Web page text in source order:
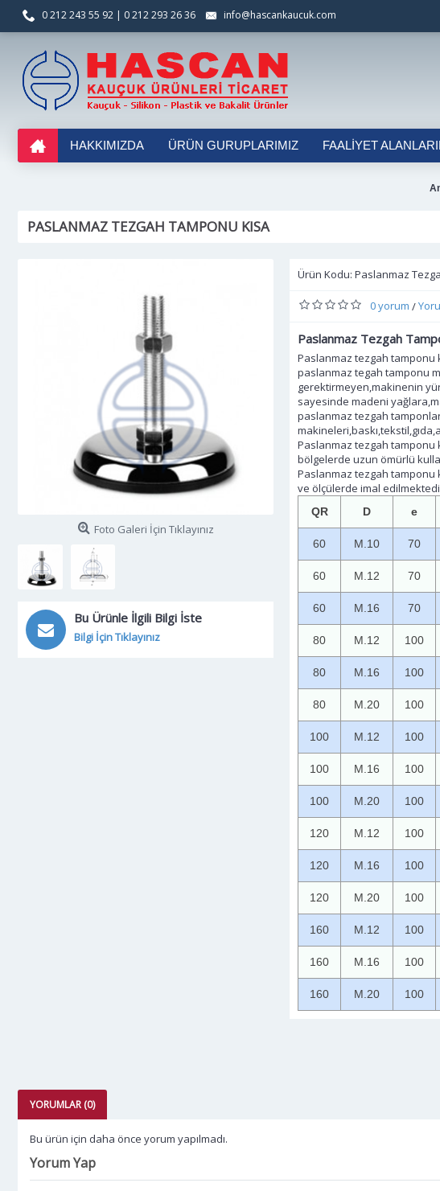
0 212 243 55 92 | 0 212 293 26 36 info@hascankaucuk.com
HAKKIMIZDA ÜRÜN GURUPLARIMIZ FAALIYET
PASLANMAZ TEZGAH TAMPONU KISA
Foto Galeri İçin Tıklayınız
Bu Ürünle İlgili Bilgi İste
Bilgi İçin Tıklayınız
Ürün Kodu: Paslanmaz
0 yorum /
Paslanmaz Tezgah
Paslanmaz tezgah tamponu
paslanmaz tegah tamponu
gerektirmeyen,makinenin
sayesinde madeni
paslanmaz tezgah
Paslanmaz tezgah tamponu
bölgelerde uzun ömürlü
Paslanmaz tezgah tamponu
ve ölçülerde imal
QR D e
60 M.10 70
60 M.12 70
60 M.16 70
80 M.12 100
80 M.16 100
80 M.20 100
100 M.12 100
100 M.16 100
100 M.20 100
120 M.12 100
120 M.16 100
120 M.20 100
160 M.12 100
160 M.16 100
160 M.20 100
YORUMLAR (0)
Bu ürün için daha önce yorum yapılmadı.
Yorum Yap